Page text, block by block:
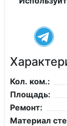
Кол. ком.:
Площадь:
Ремонт:
Материал